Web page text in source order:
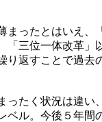
ったとはいえ、
三位一体改革」
返すことで過去
たく状況は違い
ル。今後５年間